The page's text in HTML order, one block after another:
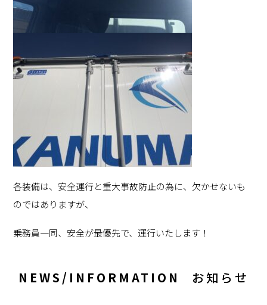
各装備は、安全運行と重大事故防止の為に、欠かせないも
のではありますが、
乗務員一同、安全が最優先で、運行いたします！
NEWS/INFORMATION お知らせ